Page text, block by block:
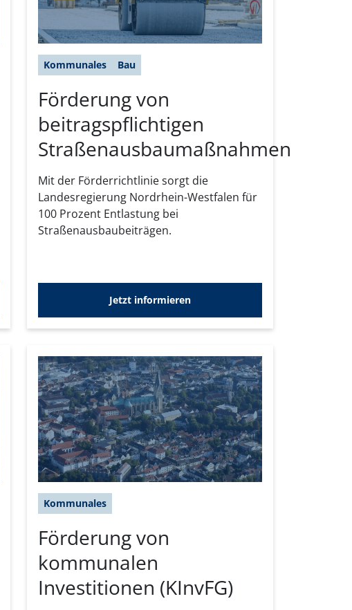
Kommunales Bau
Förderung von
beitragspflichtigen
Straßenausbaumaßnahmen
Mit der Förderrichtlinie sorgt die
Landesregierung Nordrhein-Westfalen für
100 Prozent Entlastung bei
Straßenausbaubeiträgen.
Jetzt informieren
Kommunales
Förderung von
kommunalen
Investitionen (KInvFG)